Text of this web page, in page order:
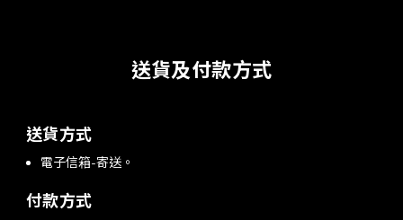
送貨及付款方式
送貨方式
電子信箱-寄送。
付款方式